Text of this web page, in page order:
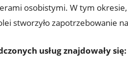
osobistymi. W tym
stworzyło zapotrzebowanie
usług znajdowały się: